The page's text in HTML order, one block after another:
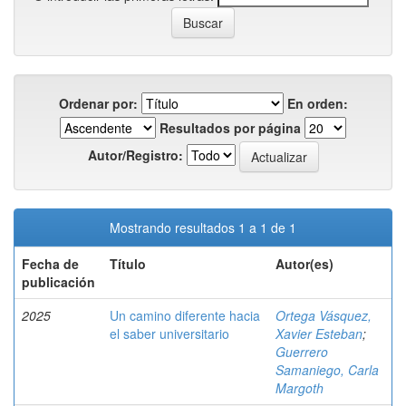
Ordenar por:
En orden:
Resultados por página
Autor/Registro:
Mostrando resultados 1 a 1 de 1
Fecha de
publicación
Título Autor(es)
2025
Un camino diferente hacia
el saber universitario
Ortega Vásquez,
Xavier Esteban;
Guerrero
Samaniego, Carla
Margoth